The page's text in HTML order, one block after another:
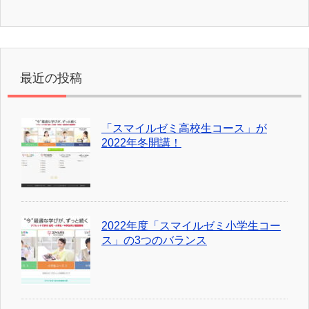
最近の投稿
「スマイルゼミ高校生コース」が
2022年冬開講！
2022年度「スマイルゼミ小学生コー
ス」の3つのバランス